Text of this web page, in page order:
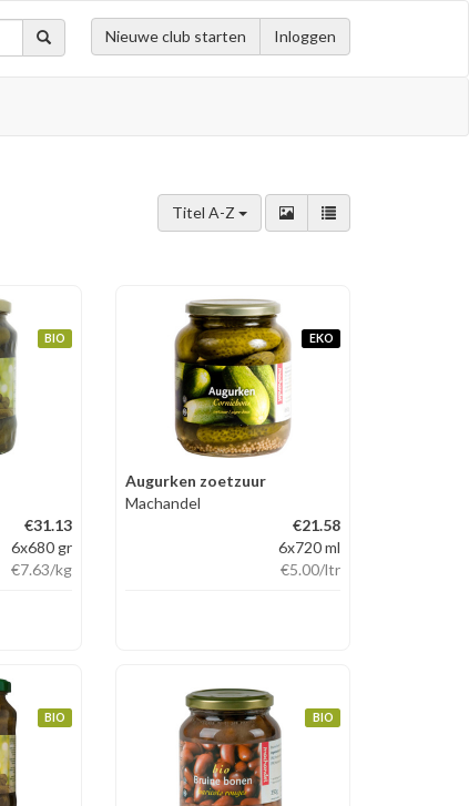
Nieuwe club starten Inloggen
Titel A-Z
BIO
€31.13
6x680 gr
€7.63/kg
EKO
Augurken zoetzuur
Machandel
€21.58
6x720 ml
€5.00/ltr
BIO BIO